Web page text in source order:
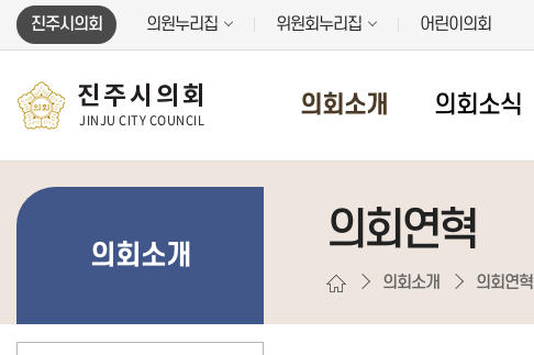
본문바로가기
진주시의회 의원누리집 위원회누리집 어린이의회
진주시의회
JINJU CITY COUNCIL
의회소개 의회소식
의회소개 의회연혁
의회소개 의회연혁